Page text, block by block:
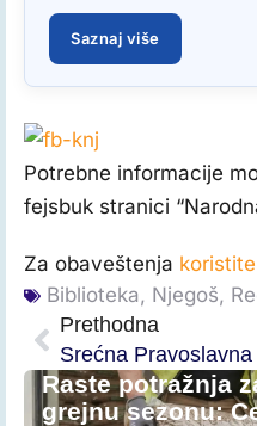
Saznaj više
Potrebne informacije
fejsbuk stranici
Za obaveštenja
Biblioteka, Njegoš,
Prethodna
Srećna Pravoslavna
Raste potražnja
grejnu sezonu: